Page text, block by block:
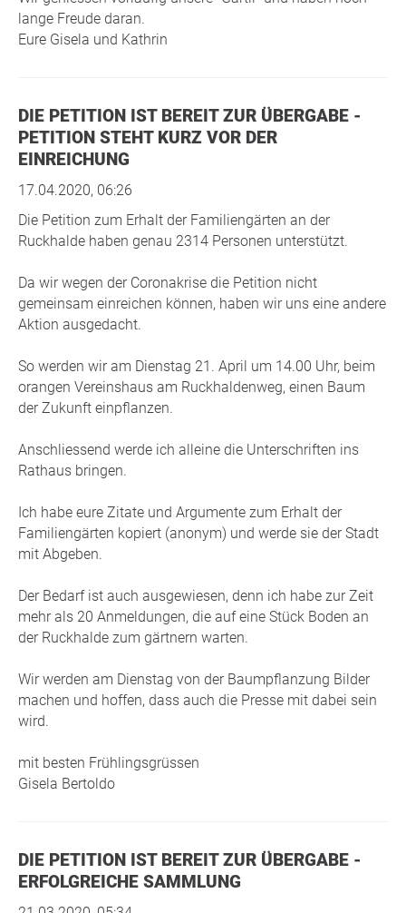
lange Freude daran.
Eure Gisela und Kathrin
DIE PETITION IST BEREIT ZUR ÜBERGABE -
PETITION STEHT KURZ VOR DER
EINREICHUNG
17.04.2020, 06:26
Die Petition zum Erhalt der Familiengärten an der
Ruckhalde haben genau 2314 Personen unterstützt.
Da wir wegen der Coronakrise die Petition nicht
gemeinsam einreichen können, haben wir uns eine andere
Aktion ausgedacht.
So werden wir am Dienstag 21. April um 14.00 Uhr, beim
orangen Vereinshaus am Ruckhaldenweg, einen Baum
der Zukunft einpflanzen.
Anschliessend werde ich alleine die Unterschriften ins
Rathaus bringen.
Ich habe eure Zitate und Argumente zum Erhalt der
Familiengärten kopiert (anonym) und werde sie der Stadt
mit Abgeben.
Der Bedarf ist auch ausgewiesen, denn ich habe zur Zeit
mehr als 20 Anmeldungen, die auf eine Stück Boden an
der Ruckhalde zum gärtnern warten.
Wir werden am Dienstag von der Baumpflanzung Bilder
machen und hoffen, dass auch die Presse mit dabei sein
wird.
mit besten Frühlingsgrüssen
Gisela Bertoldo
DIE PETITION IST BEREIT ZUR ÜBERGABE -
ERFOLGREICHE SAMMLUNG